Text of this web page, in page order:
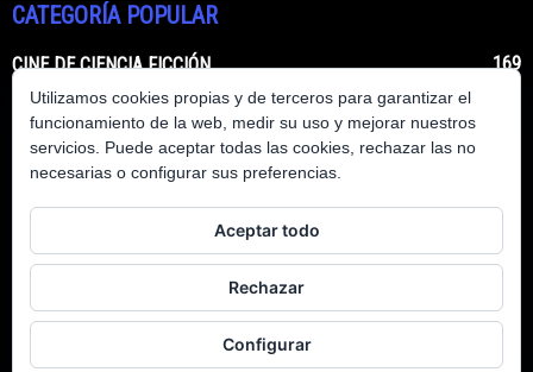
CATEGORÍA POPULAR
CINE DE CIENCIA FICCIÓN
169
LIBROS DE CIENCIA FICCIÓN
CIENCIA FICCIÓN HECHA REALIDAD
SERIES DE CIENCIA FICCIÓN
COMICS DE CIENCIA FICCIÓN
12
PERSONAJES DE CIENCIA FICCIÓN
VIDEOJUEGOS DE CIENCIA FICCIÓN
Utilizamos cookies propias y de terceros para garantizar el
funcionamiento de la web, medir su uso y mejorar nuestros
servicios. Puede aceptar todas las cookies, rechazar las no
necesarias o configurar sus preferencias.
Aceptar todo
Rechazar
Configurar